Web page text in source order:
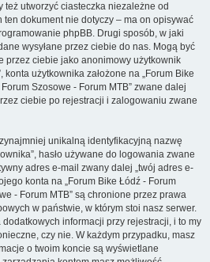
też utworzyć ciasteczka niezależne od
dokument nie dotyczy – ma on opisywać
phpBB. Drugi sposób, w jaki
wysyłane przez ciebie do nas. Mogą być
przez ciebie jako anonimowy użytkownik
użytkownika założone na „Forum Bike
Szosowe - Forum MTB” zwane dalej
ciebie po rejestracji i zalogowaniu zwane
unikalną identyfikacyjną nazwę
hasło używane do logowania zwane
adres e-mail zwany dalej „twój adres e-
konta na „Forum Bike Łódź - Forum
- Forum MTB” są chronione przez prawa
w państwie, w którym stoi nasz serwer.
informacji przy rejestracji, i to my
czy nie. W każdym przypadku, masz
o twoim koncie są wyświetlane